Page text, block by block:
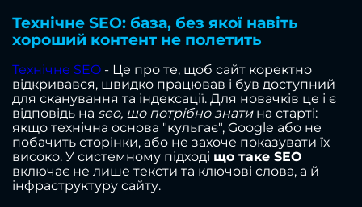
Технічне SEO: база, без якої навіть
хороший контент не полетить
Технічне SEO - Це про те, щоб сайт коректно
відкривався, швидко працював і був доступний
для сканування та індексації. Для новачків це і є
відповідь на seo, що потрібно знатина старті:
якщо технічна основа "кульгає", Google або не
побачить сторінки, або не захоче показувати їх
високо. У системному підході що таке SEO
включає не лише тексти та ключові слова, а й
інфраструктуру сайту.